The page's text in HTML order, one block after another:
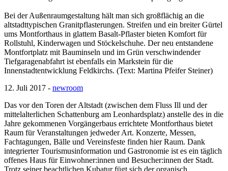
Bei der Außenraumgestaltung hält man sich großflächig an die
altstadttypischen Granitpflasterungen. Streifen und ein breiter Gürtel
ums Montforthaus in glattem Basalt-Pflaster bieten Komfort für
Rollstuhl, Kinderwagen und Stöckelschuhe. Der neu entstandene
Montfortplatz mit Bauminseln und im Grün verschwindender
Tiefgaragenabfahrt ist ebenfalls ein Markstein für die
Innenstadtentwicklung Feldkirchs. (Text: Martina Pfeifer Steiner)
12. Juli 2017 - newroom
Das vor den Toren der Altstadt (zwischen dem Fluss Ill und der
mittelalterlichen Schattenburg am Leonhardsplatz) anstelle des in die
Jahre gekommenen Vorgängerbaus errichtete Montforthaus bietet
Raum für Veranstaltungen jedweder Art. Konzerte, Messen,
Fachtagungen, Bälle und Vereinsfeste finden hier Raum. Dank
integrierter Tourismusinformation und Gastronomie ist es ein täglich
offenes Haus für Einwohner:innen und Besucher:innen der Stadt.